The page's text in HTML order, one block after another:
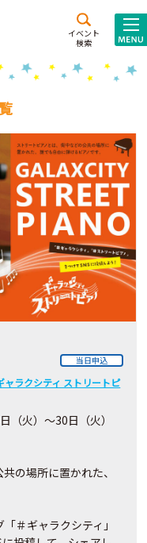
イベント
検索
施設･
当日申込
ャラクシティ ストリートピ
（火）～30日 （火）
の場所に置かれた、
＃ギャラクシティ」